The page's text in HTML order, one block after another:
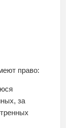
право:
за